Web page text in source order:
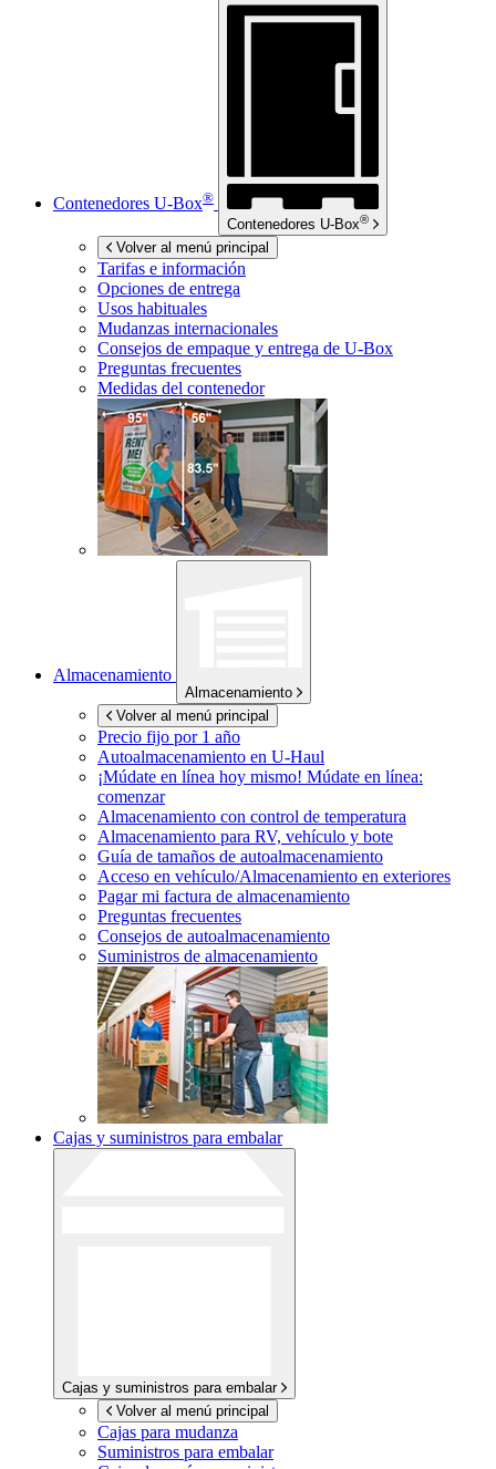
Contenedores U-Box®
Contenedores U-Box®
Volver al menú principal
Tarifas e información
Opciones de entrega
Usos habituales
Mudanzas internacionales
Consejos de empaque y entrega de U-Box
Preguntas frecuentes
Medidas del contenedor
Almacenamiento
Almacenamiento
Volver al menú principal
Precio fijo por 1 año
Autoalmacenamiento en U-Haul
¡Múdate en línea hoy mismo! Múdate en línea:
comenzar
Almacenamiento con control de temperatura
Almacenamiento para RV, vehículo y bote
Guía de tamaños de autoalmacenamiento
Acceso en vehículo/Almacenamiento en exteriores
Pagar mi factura de almacenamiento
Preguntas frecuentes
Consejos de autoalmacenamiento
Suministros de almacenamiento
Cajas y suministros para embalar
Cajas y suministros para embalar
Volver al menú principal
Cajas para mudanza
Suministros para embalar